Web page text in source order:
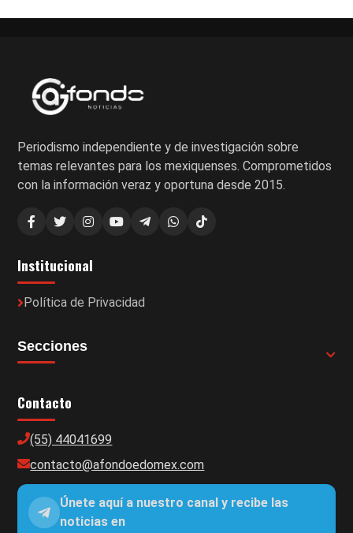
Periodismo independiente y de investigación sobre
temas relevantes para los mexiquenses. Comprometidos
con la información veraz y oportuna desde 2015.
Institucional
Política de Privacidad
Secciones
Contacto
(55) 44041699
contacto@afondoedomex.com
Únete aquí a nuestro canal y recibe las
noticias en